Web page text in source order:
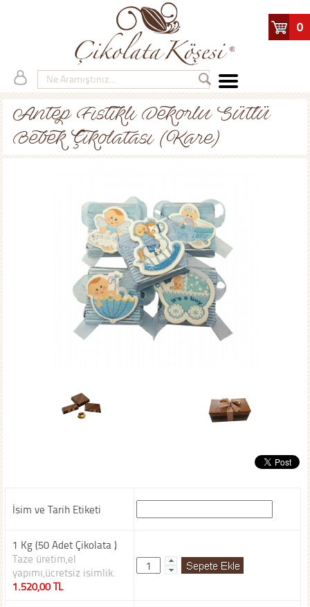
0
Antep Fıstıklı Dekorlu Sütlü
Bebek Çikolatası (Kare)
İsim ve Tarih Etiketi
1 Kg (50 Adet Çikolata )
Taze üretim,el
yapımı,ücretsiz isimlik.
1.520,00 TL